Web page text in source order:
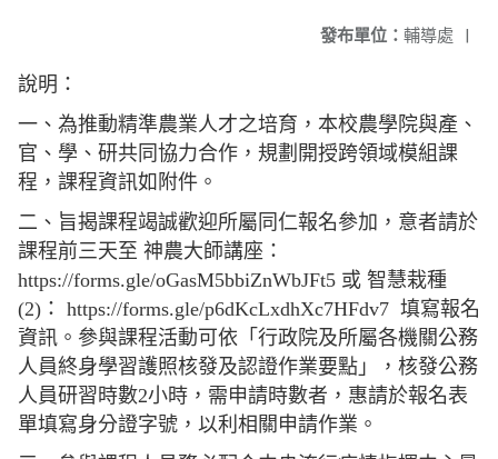
發布單位： 輔導處 |
說明：
一、為推動精準農業人才之培育，本校農學院與產、
官、學、研共同協力合作，規劃開授跨領域模組課
程，課程資訊如附件。
二、旨揭課程竭誠歡迎所屬同仁報名參加，意者請於
課程前三天至 神農大師講座：
https://forms.gle/oGasM5bbiZnWbJFt5 或 智慧栽種
(2)： https://forms.gle/p6dKcLxdhXc7HFdv7 填寫報名
資訊。參與課程活動可依「行政院及所屬各機關公務
人員終身學習護照核發及認證作業要點」，核發公務
人員研習時數2小時，需申請時數者，惠請於報名表
單填寫身分證字號，以利相關申請作業。